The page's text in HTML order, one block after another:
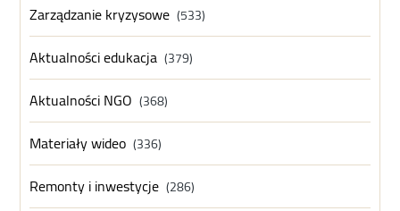
Zarządzanie kryzysowe (533)
Aktualności edukacja (379)
Aktualności NGO (368)
Materiały wideo (336)
Remonty i inwestycje (286)